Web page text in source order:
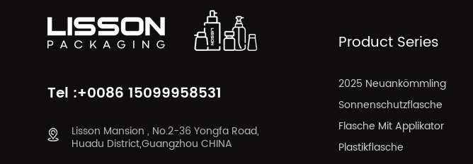
Tel :+0086 15099958531
Lisson Mansion , No.2-36 Yongfa Road,
Huadu District,Guangzhou CHINA
Product Series
2025 Neuankömmling
Sonnenschutzflasche
Flasche Mit Applikator
Plastikflasche